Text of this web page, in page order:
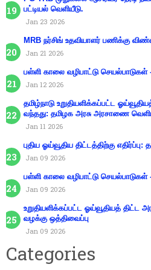
பட்டியல் வெளியீடு.
Jan 23 2026
MRB நர்சிங் உதவியாளர் பணிக்கு
Jan 21 2026
பள்ளி காலை வழிபாட்டு செயல்பாடுகள்
Jan 12 2026
தமிழ்நாடு உறுதியளிக்கப்பட்ட
வந்தது: தமிழக அரசு அரசாணை
Jan 11 2026
புதிய ஓய்வூதிய திட்டத்திற்கு
Jan 09 2026
பள்ளி காலை வழிபாட்டு செயல்பாடுகள்
Jan 09 2026
உறுதியளிக்கப்பட்ட ஓய்வூதியத்
வழக்கு ஒத்திவைப்பு
Jan 09 2026
Categories